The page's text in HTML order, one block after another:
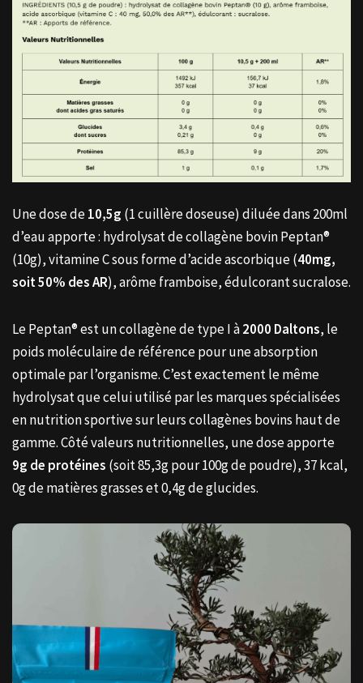
Une dose de10,5g (1 cuillère doseuse) diluée dans 200ml
d’eau apporte : hydrolysat de collagène bovin Peptan®
(10g), vitamine C sous forme d’acide ascorbique (40mg,
soit 50% des AR), arôme framboise, édulcorant sucralose.
Le Peptan® est un collagène de type I à2000 Daltons, le
poids moléculaire de référence pour une absorption
optimale par l’organisme. C’est exactement le même
hydrolysat que celui utilisé par les marques spécialisées
en nutrition sportive sur leurs collagènes bovins haut de
gamme. Côté valeurs nutritionnelles, une dose apporte
9g de protéines (soit 85,3g pour 100g de poudre), 37 kcal,
0g de matières grasses et 0,4g de glucides.